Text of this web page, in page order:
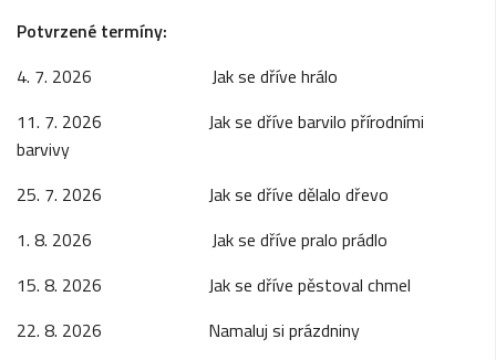
Potvrzené termíny:
4. 7. 2026 Jak se dříve hrálo
11. 7. 2026 Jak se dříve barvilo přírodními
barvivy
25. 7. 2026 Jak se dříve dělalo dřevo
1. 8. 2026 Jak se dříve pralo prádlo
15. 8. 2026 Jak se dříve pěstoval chmel
22. 8. 2026 Namaluj si prázdniny